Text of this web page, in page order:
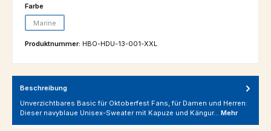
Farbeauswählen
Marine
Produktnummer: HBO-HDU-13-001-XXL
Beschreibung
Unverzichtbares Basic für Oktoberfest Fans, für Damen und Herren:
Dieser navyblaue Unisex-Sweater mit Kapuze und Kängur… Mehr